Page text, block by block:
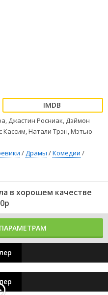
Джастин Росниак, Дэймон
Кассим, Натали Трэн, Мэтью
/Драмы /Комедии /
в хорошем качестве